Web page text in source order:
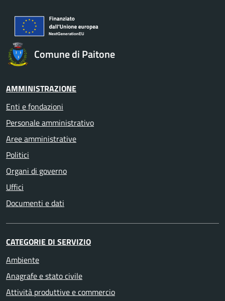
Comune di Paitone
AMMINISTRAZIONE
Enti e fondazioni
Personale amministrativo
Aree amministrative
Politici
Organi di governo
Uffici
Documenti e dati
CATEGORIE DI SERVIZIO
Ambiente
Anagrafe e stato civile
Attività produttive e commercio